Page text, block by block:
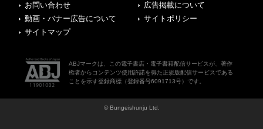
お問い合わせ
広告掲載について
動画・バナー広告について
サイトポリシー
サイトマップ
ABJマークは、この電子書店・電子書籍配信サービスが、著作
権者からコンテンツ使用許諾を得た正規版配信サービスである
ことを示す登録商標（登録番号6091713号）です。
© Bungeishunju Ltd.